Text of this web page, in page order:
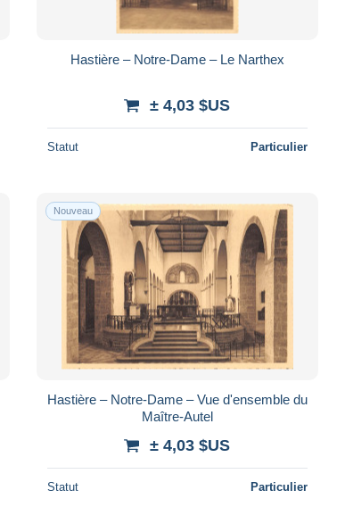
Hastière – Notre-Dame – Le Narthex
± 4,03 $US
Statut Particulier
Nouveau
Hastière – Notre-Dame – Vue d'ensemble du
Maître-Autel
± 4,03 $US
Statut Particulier